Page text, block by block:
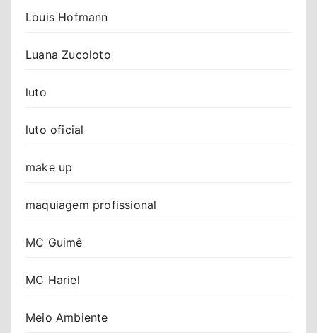
Louis Hofmann
Luana Zucoloto
luto
luto oficial
make up
maquiagem profissional
MC Guimê
MC Hariel
Meio Ambiente